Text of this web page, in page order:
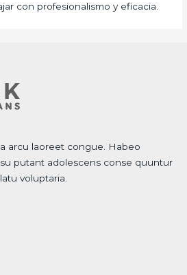
con profesionalismo y eficacia.
arcu laoreet congue. Habeo
putant adolescens conse quuntur
voluptaria.